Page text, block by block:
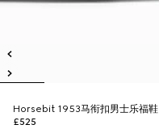
Horsebit 1953马衔扣男士乐福鞋
£525